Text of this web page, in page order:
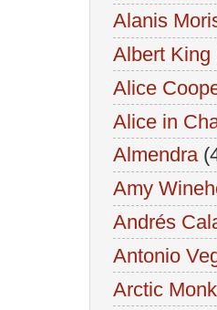
Alanis
Albert King
Alice
Alice in
Almendra
Amy
Andrés
Antonio
Arctic